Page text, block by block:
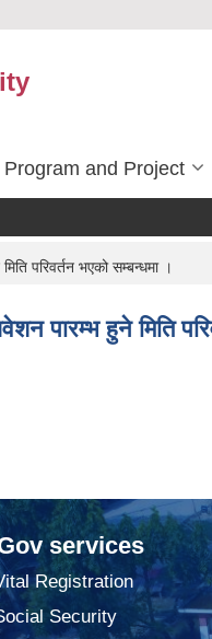
Program and Project
परिवर्तन भएको सम्बन्धमा ।
पारम्भ हुने मिति
services
Registration
Security